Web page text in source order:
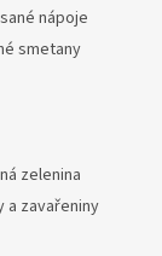
nápoje
smetany
zelenina
a zavařeniny